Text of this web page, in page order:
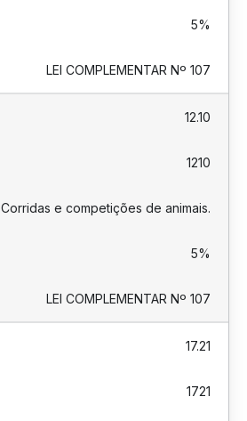
5%
LEI COMPLEMENTAR Nº 107
12.10
1210
Corridas e competições de animais.
5%
LEI COMPLEMENTAR Nº 107
17.21
1721